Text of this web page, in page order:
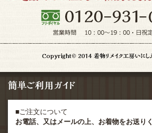
■ご注文について
お電話、又はメールの上、お着物をお送り